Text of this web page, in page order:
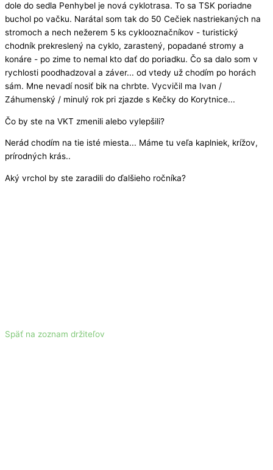
dole do sedla Penhybel je nová cyklotrasa. To sa TSK poriadne
buchol po vačku. Narátal som tak do 50 Cečiek nastriekaných na
stromoch a nech nežerem 5 ks cyklooznačníkov - turistický
chodník prekreslený na cyklo, zarastený, popadané stromy a
konáre - po zime to nemal kto dať do poriadku. Čo sa dalo som v
rychlosti poodhadzoval a záver... od vtedy už chodím po horách
sám. Mne nevadí nosiť bik na chrbte. Vycvičil ma Ivan /
Záhumenský / minulý rok pri zjazde s Kečky do Korytnice...
Čo by ste na VKT zmenili alebo vylepšili?
Nerád chodím na tie isté miesta... Máme tu veľa kaplniek, krížov,
prírodných krás..
Aký vrchol by ste zaradili do ďalšieho ročníka?
Späť na zoznam držiteľov